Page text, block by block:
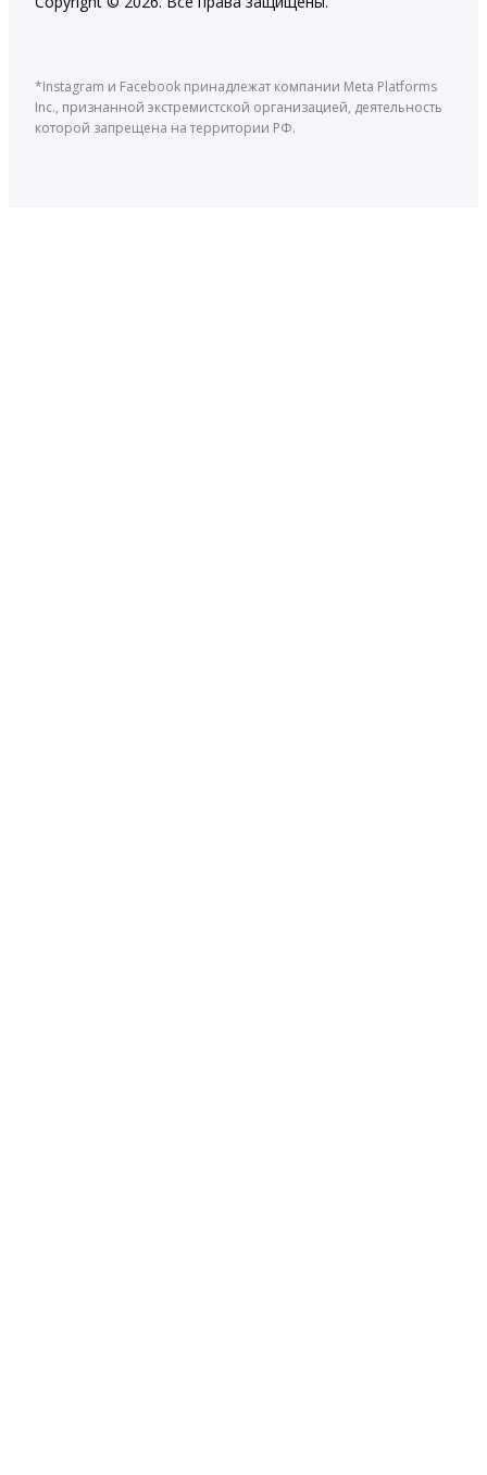
*Instagram и Facebook принадлежат компании Meta Platforms
Inc., признанной экстремистской организацией, деятельность
которой запрещена на территории РФ.